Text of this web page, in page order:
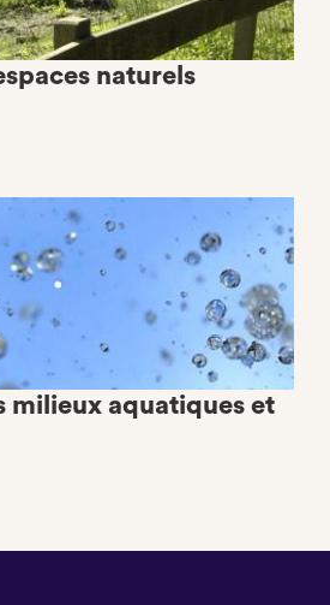
naturels
milieux aquatiques et